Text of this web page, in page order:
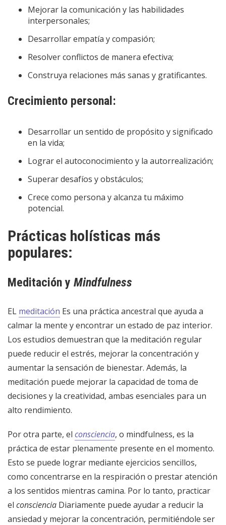
Mejorar la comunicación y las habilidades
interpersonales;
Desarrollar empatía y compasión;
Resolver conflictos de manera efectiva;
Construya relaciones más sanas y gratificantes.
Crecimiento personal:
Desarrollar un sentido de propósito y significado
en la vida;
Lograr el autoconocimiento y la autorrealización;
Superar desafíos y obstáculos;
Crece como persona y alcanza tu máximo
potencial.
Prácticas holísticas más
populares:
Meditación y Mindfulness
EL meditación Es una práctica ancestral que ayuda a
calmar la mente y encontrar un estado de paz interior.
Los estudios demuestran que la meditación regular
puede reducir el estrés, mejorar la concentración y
aumentar la sensación de bienestar. Además, la
meditación puede mejorar la capacidad de toma de
decisiones y la creatividad, ambas esenciales para un
alto rendimiento.
Por otra parte, el consciencia, o mindfulness, es la
práctica de estar plenamente presente en el momento.
Esto se puede lograr mediante ejercicios sencillos,
como concentrarse en la respiración o prestar atención
a los sentidos mientras camina. Por lo tanto, practicar
el consciencia Diariamente puede ayudar a reducir la
ansiedad y mejorar la concentración, permitiéndole ser